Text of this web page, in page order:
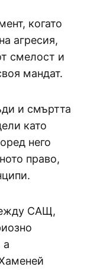
когато
агресия,
смелост и
мандат.
и смъртта
като
него
право,
САЩ,
а